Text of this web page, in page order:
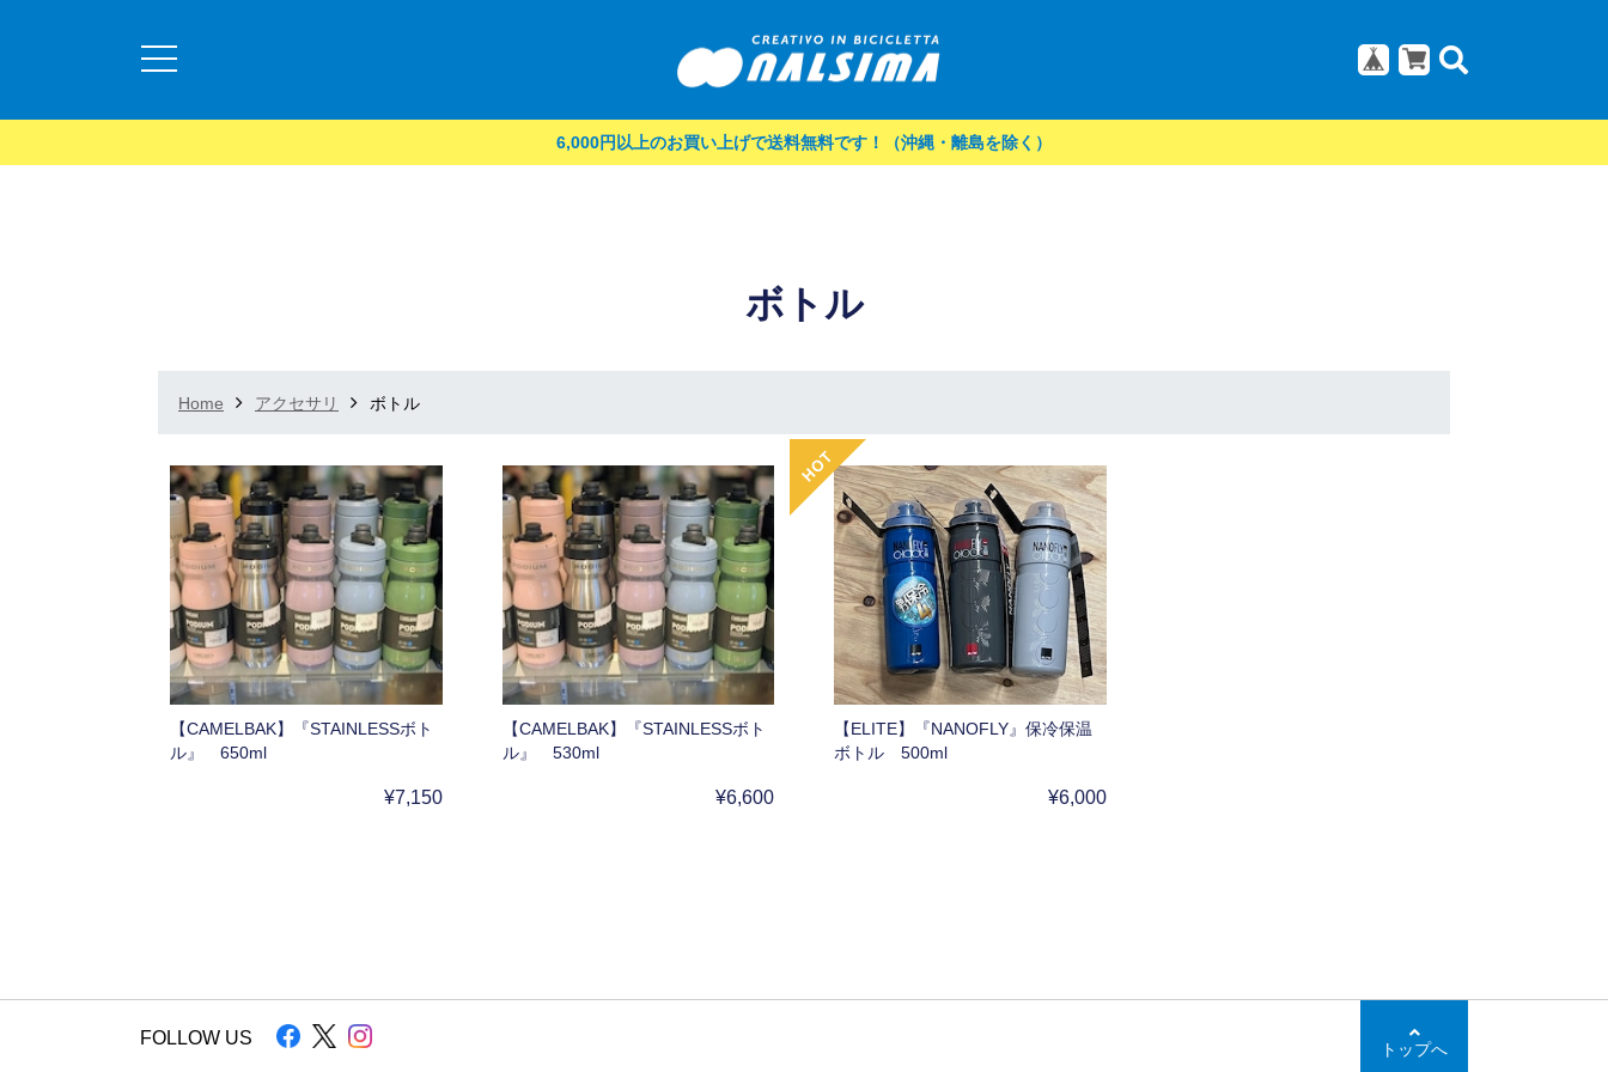
6,000円以上のお買い上げで送料無料です！（沖縄・離島を除く）
ボトル
Home アクセサリ ボトル
【CAMELBAK】『STAINLESSボト
ル』 650ml
¥7,150
【CAMELBAK】『STAINLESSボト
ル』 530ml
¥6,600
【ELITE】『NANOFLY』保冷保温
ボトル 500ml
¥6,000
FOLLOW US
トップへ